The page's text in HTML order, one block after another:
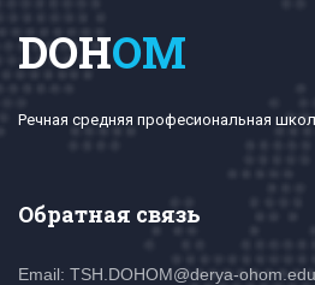
DOHOM
Речная средняя професиональная
Обратная связь
Email: TSH.DOHOM@derya-